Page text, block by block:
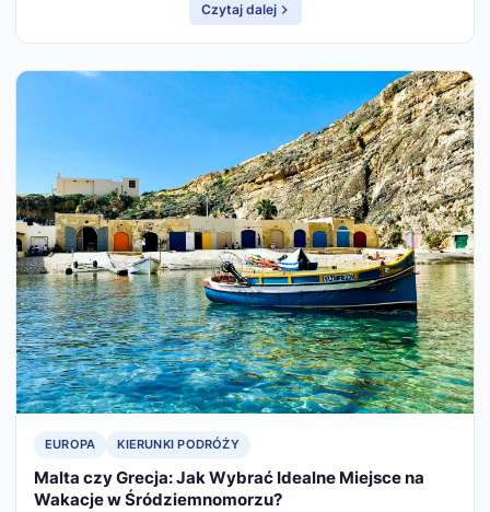
Czytaj dalej
EUROPA KIERUNKI PODRÓŻY
Malta czy Grecja: Jak Wybrać Idealne Miejsce na
Wakacje w Śródziemnomorzu?